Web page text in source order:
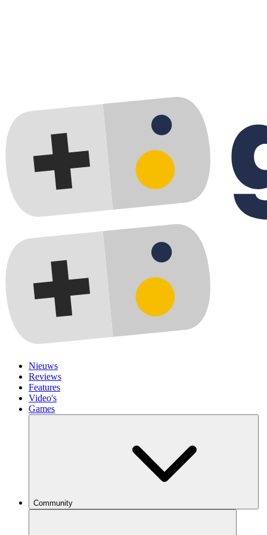
Nieuws
Reviews
Features
Video's
Games
Community